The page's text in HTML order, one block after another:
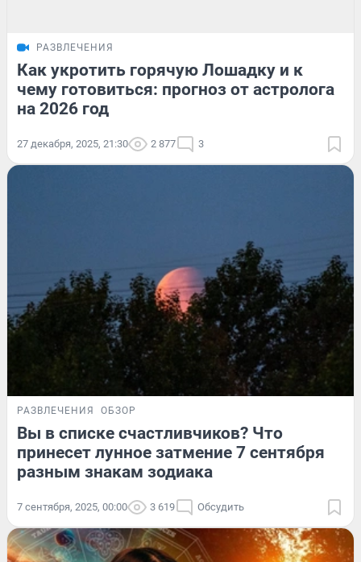
РАЗВЛЕЧЕНИЯ
Как укротить горячую Лошадку и к
чему готовиться: прогноз от астролога
на 2026 год
27 декабря, 2025, 21:30 2 877 3
РАЗВЛЕЧЕНИЯ ОБЗОР
Вы в списке счастливчиков? Что
принесет лунное затмение 7 сентября
разным знакам зодиака
7 сентября, 2025, 00:00 3 619 Обсудить